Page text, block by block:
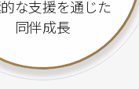
な支援を通じた
同伴成長